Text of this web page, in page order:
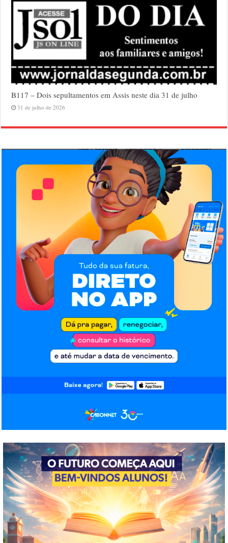
B117 – Dois sepultamentos em Assis neste dia 31 de julho
31 de julho de 2026